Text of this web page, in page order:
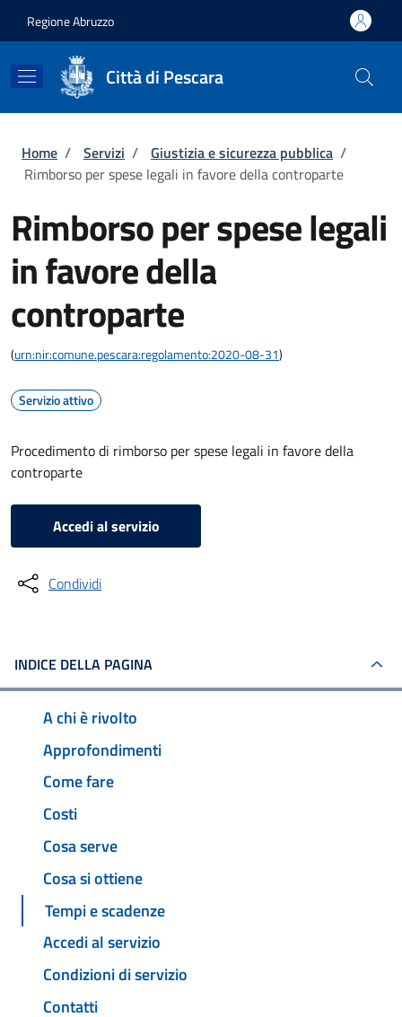
Regione Abruzzo
Città di Pescara
Briciole di pane
Home / Servizi / Giustizia e sicurezza pubblica /
Rimborso per spese legali in favore della controparte
Rimborso per spese legali
in favore della
controparte
(urn:nir:comune.pescara:regolamento:2020-08-31)
Servizio attivo
Procedimento di rimborso per spese legali in favore della
controparte
Accedi al servizio
Condividi
INDICE DELLA PAGINA
A chi è rivolto
Approfondimenti
Come fare
Costi
Cosa serve
Cosa si ottiene
Tempi e scadenze
Accedi al servizio
Condizioni di servizio
Contatti